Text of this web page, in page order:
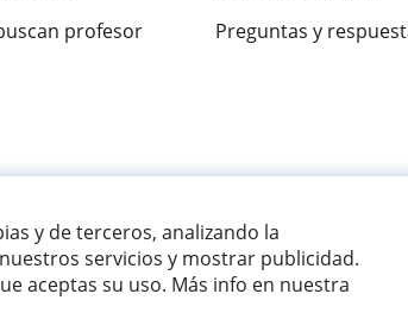
y de terceros, analizando la
servicios y mostrar publicidad.
aceptas su uso. Más info en nuestra
profesor
Preguntas y
9,5/10 ★★★★★